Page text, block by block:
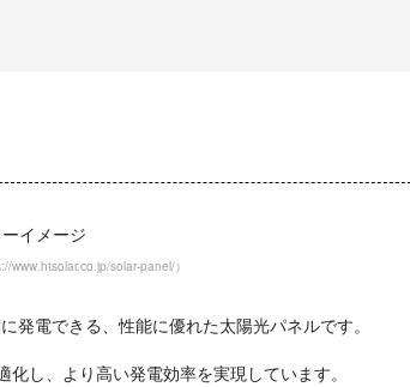
www.htsolar.co.jp/solar-panel/）
電できる、性能に優れた太陽光パネルです。
し、より高い発電効率を実現しています。